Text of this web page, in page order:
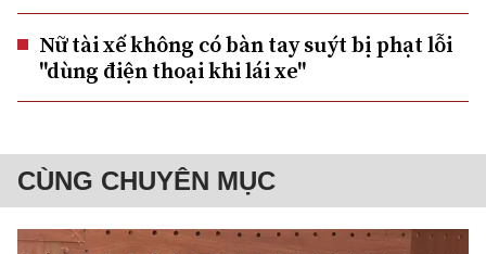
Nữ tài xế không có bàn tay suýt bị phạt lỗi
"dùng điện thoại khi lái xe"
CÙNG CHUYÊN MỤC